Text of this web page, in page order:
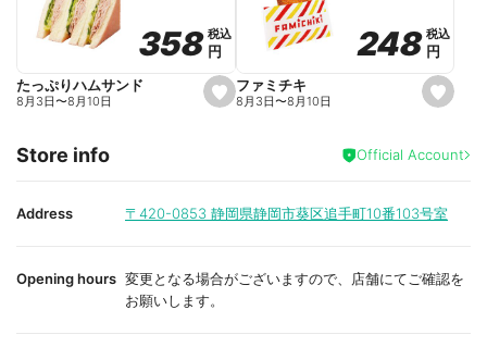
o
r
i
e
o
r
i
e
s
e
i
t
358
358税込
税込
円
円
たっぷりハムサンド
8月3日〜8月10日
s
e
a
i
t
248
248 税込
税込
円
円
ファミチキ
8月3日〜8月10日
Store info Official Account
Address 〒420-0853 静岡県静岡市葵区追手町10番103号室
Opening hours 変更となる場合がございますので、店舗にてご確認を
お願いします。